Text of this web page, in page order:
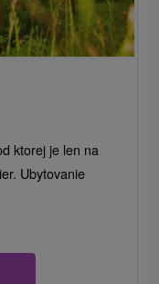
ktorej je len na
Ubytovanie